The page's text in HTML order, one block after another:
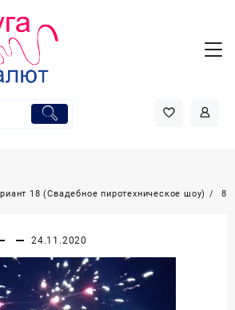
18 (Свадебное пиротехническое шоу) 8
24.11.2020